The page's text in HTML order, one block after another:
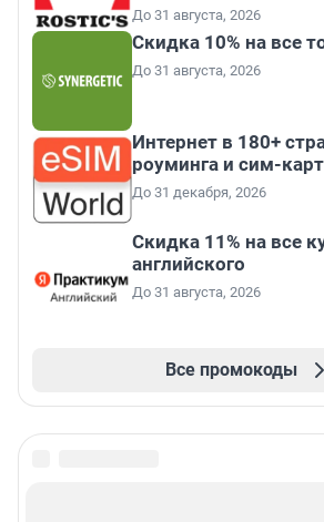
До 31 августа, 2026
Скидка 10% на все
До 31 августа, 2026
Интернет в 180+
роуминга и сим-карт
До 31 декабря, 2026
Скидка 11% на все
английского
До 31 августа, 2026
Все промокоды